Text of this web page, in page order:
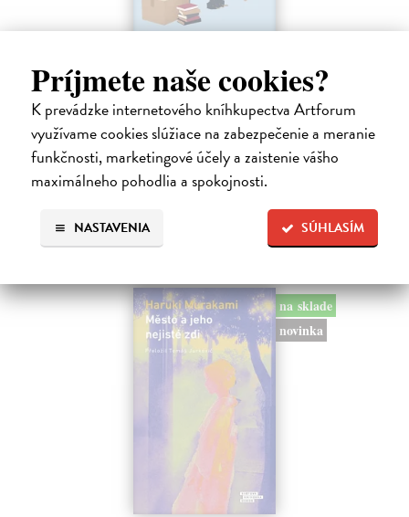
Príjmete naše cookies?
K prevádzke internetového kníhkupectva Artforum
využívame cookies slúžiace na zabezpečenie a meranie
funkčnosti, marketingové účely a zaistenie vášho
maximálneho pohodlia a spokojnosti.
SÚHLASÍM
NASTAVENIA
Rieka času
Mercier Pascal| Kniha
Pascal Mercier bol vždy majstrom filozofického rozprávania. Romány
Nočný vlak do Lisabonu či Váha slov podnietili milióny čitateľov k
zamysleniu sa nad veľkými témami, ako sú identita, sloboda, čas či…
Na sklade ?
12,30 €
12,95 € ?
na sklade
novinka